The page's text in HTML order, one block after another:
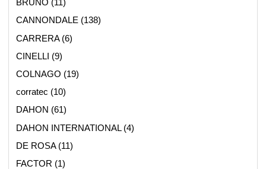
BRUNO (11)
CANNONDALE(138)
CARRERA(6)
CINELLI (9)
COLNAGO (19)
corratec (10)
DAHON (61)
DAHON INTERNATIONAL(4)
DE ROSA(11)
FACTOR (1)